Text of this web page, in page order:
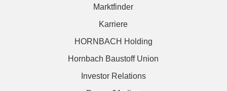
Marktfinder
Karriere
HORNBACH Holding
Hornbach Baustoff Union
Investor Relations